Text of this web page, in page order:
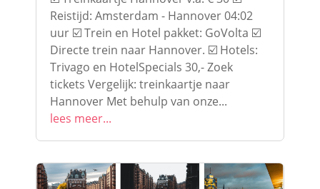
Reistijd: Amsterdam - Hannover 04:02
uur ☑️ Trein en Hotel pakket: GoVolta ☑️
Directe trein naar Hannover. ☑️ Hotels:
Trivago en HotelSpecials 30,- Zoek
tickets Vergelijk: treinkaartje naar
Hannover Met behulp van onze...
lees meer...